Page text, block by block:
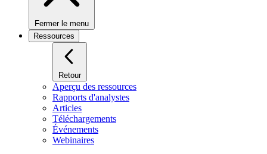
Fermer le menu
Ressources
Retour
Aperçu des ressources
Rapports d'analystes
Articles
Téléchargements
Événements
Webinaires